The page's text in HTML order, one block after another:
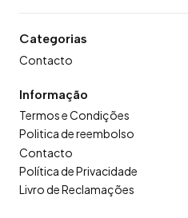
Categorias
Contacto
Informação
Termos e Condições
Politica de reembolso
Contacto
Política de Privacidade
Livro de Reclamações